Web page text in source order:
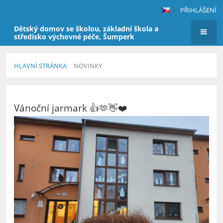
PŘIHLÁŠENÍ
Dětský domov se školou, základní škola a
středisko výchovné péče, Šumperk
HLAVNÍ STRÁNKA NOVINKY
Vánoční jarmark 👍🫶👋❤️